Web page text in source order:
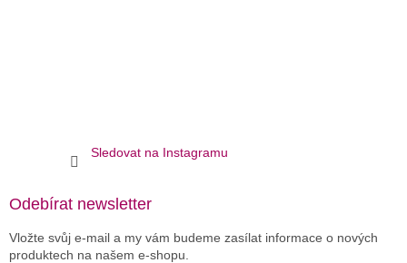
Sledovat na Instagramu
Odebírat newsletter
Vložte svůj e-mail a my vám budeme zasílat informace o nových
produktech na našem e-shopu.